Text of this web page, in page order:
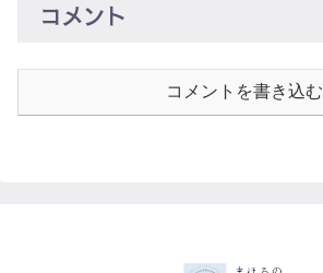
コメント
コメントを書き込む